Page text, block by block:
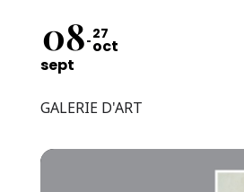
08
sept
27
oct
GALERIE D'ART